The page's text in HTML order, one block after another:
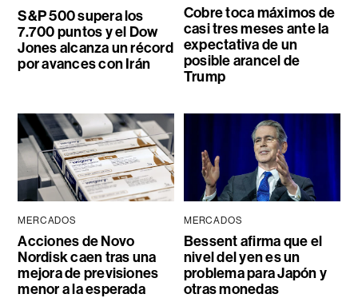
S&P 500 supera los
7.700 puntos y el Dow
Jones alcanza un récord
por avances con Irán
Cobre toca máximos de
casi tres meses ante la
expectativa de un
posible arancel de
Trump
MERCADOS
Acciones de Novo
Nordisk caen tras una
mejora de previsiones
menor a la esperada
MERCADOS
Bessent afirma que el
nivel del yen es un
problema para Japón y
otras monedas